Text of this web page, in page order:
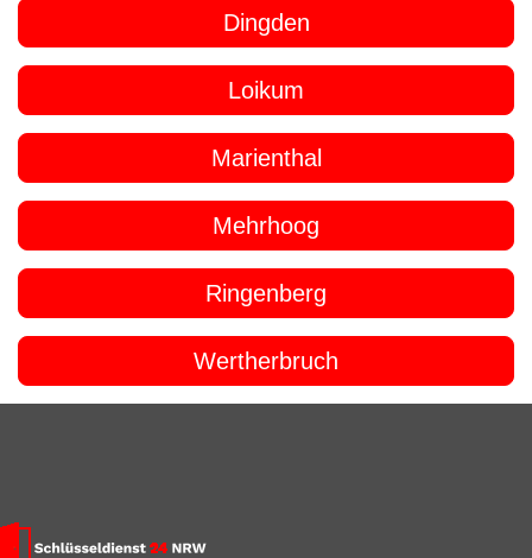
Dingden
Loikum
Marienthal
Mehrhoog
Ringenberg
Wertherbruch